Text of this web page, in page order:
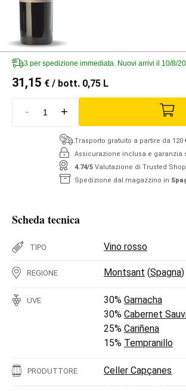
3 per spedizione immediata. Nuovi arrivi il 10/8/
31,15 € / bott. 0,75 L
- +
Trasporto gratuito a partire da 120
Assicurazione inclusa e garanzia
4.74/5 Valutazione di Trusted
Spedizione dal magazzino in
Scheda tecnica
TIPO Vino rosso
REGIONE Montsant (Spagna)
UVE 30% Garnacha
30% Cabernet
25% Cariñena
15% Tempranillo
PRODUTTORE Celler Capçanes